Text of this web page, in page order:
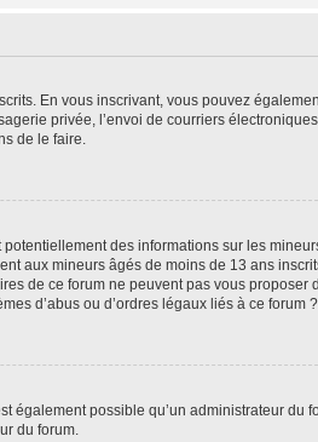
En vous inscrivant, vous pouvez
privée, l’envoi de courriers
de le faire.
des informations sur les
aux mineurs âgés de moins de 13 ans
de ce forum ne peuvent pas vous proposer
d’abus ou d’ordres légaux liés à ce forum
également possible qu’un administrateur du
du forum.